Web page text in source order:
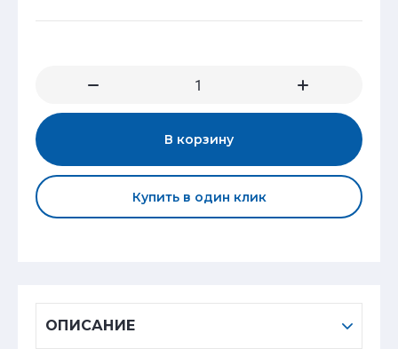
В корзину
Купить в один клик
ОПИСАНИЕ